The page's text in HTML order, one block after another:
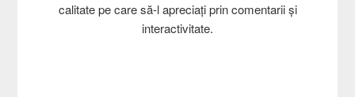
calitate pe care să-l apreciați prin comentarii și
interactivitate.